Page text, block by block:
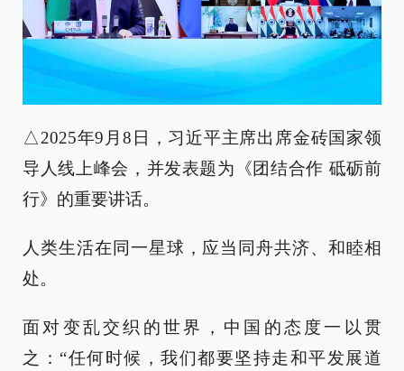
△2025年9月8日，习近平主席出席金砖国家领
导人线上峰会，并发表题为《团结合作 砥砺前
行》的重要讲话。
人类生活在同一星球，应当同舟共济、和睦相
处。
面对变乱交织的世界，中国的态度一以贯
之：“任何时候，我们都要坚持走和平发展道